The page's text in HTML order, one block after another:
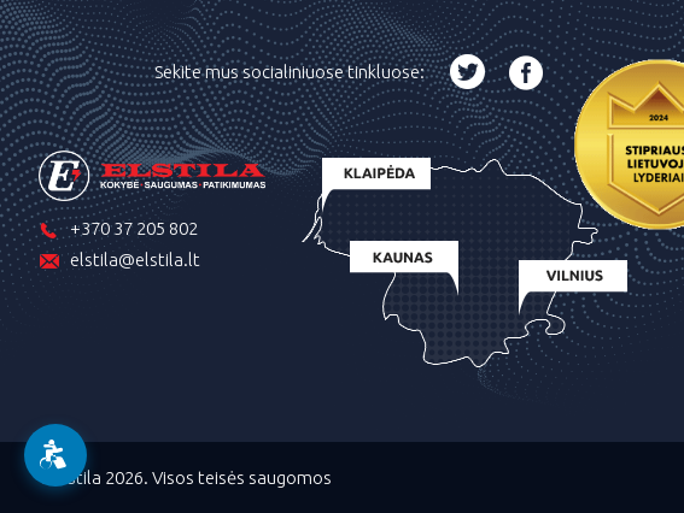
Sekite mus socialiniuose tinkluose:
+370 37 205 802
elstila@elstila.lt
©Elstila 2026. Visos teisės saugomos